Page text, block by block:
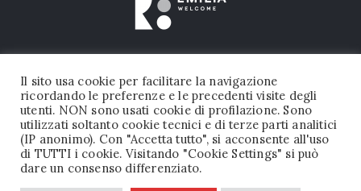
FONDAZIONE PALAZZO MAGNANI © 2026 TUTTI I DIRITTI RISERVATI |
P.IVA 02456050356
Il sito usa cookie per facilitare la navigazione
ricordando le preferenze e le precedenti visite degli
utenti. NON sono usati cookie di profilazione. Sono
utilizzati soltanto cookie tecnici e di terze parti analitici
(IP anonimo). Con "Accetta tutto", si acconsente all'uso
di TUTTI i cookie. Visitando "Cookie Settings" si può
dare un consenso differenziato.